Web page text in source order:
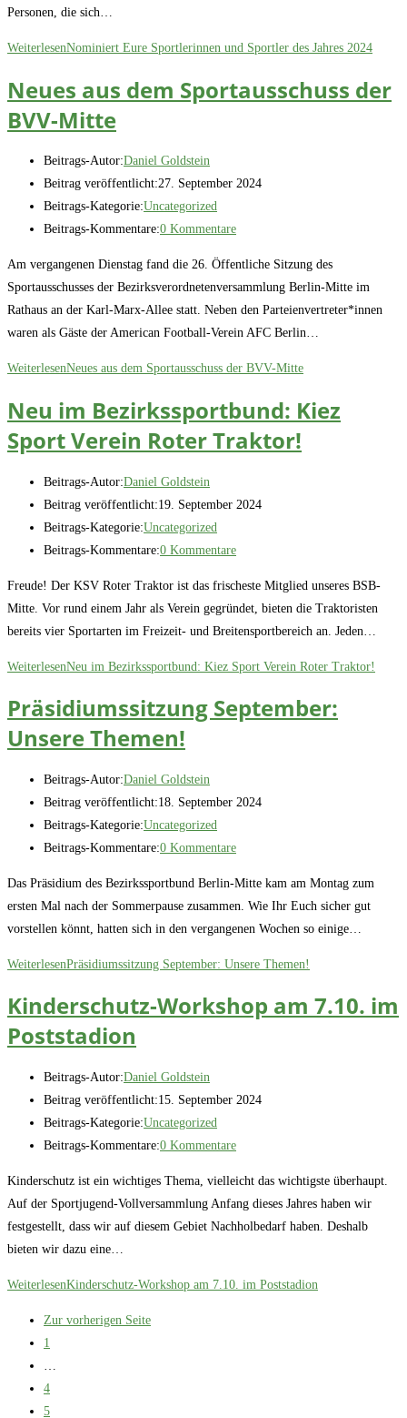
Personen, die sich…
WeiterlesenNominiert Eure Sportlerinnen und Sportler des Jahres 2024
Neues aus dem Sportausschuss der
BVV-Mitte
Beitrags-Autor:Daniel Goldstein
Beitrag veröffentlicht:27. September 2024
Beitrags-Kategorie:Uncategorized
Beitrags-Kommentare:0 Kommentare
Am vergangenen Dienstag fand die 26. Öffentliche Sitzung des
Sportausschusses der Bezirksverordnetenversammlung Berlin-Mitte im
Rathaus an der Karl-Marx-Allee statt. Neben den Parteienvertreter*innen
waren als Gäste der American Football-Verein AFC Berlin…
WeiterlesenNeues aus dem Sportausschuss der BVV-Mitte
Neu im Bezirkssportbund: Kiez
Sport Verein Roter Traktor!
Beitrags-Autor:Daniel Goldstein
Beitrag veröffentlicht:19. September 2024
Beitrags-Kategorie:Uncategorized
Beitrags-Kommentare:0 Kommentare
Freude! Der KSV Roter Traktor ist das frischeste Mitglied unseres BSB-
Mitte. Vor rund einem Jahr als Verein gegründet, bieten die Traktoristen
bereits vier Sportarten im Freizeit- und Breitensportbereich an. Jeden…
WeiterlesenNeu im Bezirkssportbund: Kiez Sport Verein Roter Traktor!
Präsidiumssitzung September:
Unsere Themen!
Beitrags-Autor:Daniel Goldstein
Beitrag veröffentlicht:18. September 2024
Beitrags-Kategorie:Uncategorized
Beitrags-Kommentare:0 Kommentare
Das Präsidium des Bezirkssportbund Berlin-Mitte kam am Montag zum
ersten Mal nach der Sommerpause zusammen. Wie Ihr Euch sicher gut
vorstellen könnt, hatten sich in den vergangenen Wochen so einige…
WeiterlesenPräsidiumssitzung September: Unsere Themen!
Kinderschutz-Workshop am 7.10. im
Poststadion
Beitrags-Autor:Daniel Goldstein
Beitrag veröffentlicht:15. September 2024
Beitrags-Kategorie:Uncategorized
Beitrags-Kommentare:0 Kommentare
Kinderschutz ist ein wichtiges Thema, vielleicht das wichtigste überhaupt.
Auf der Sportjugend-Vollversammlung Anfang dieses Jahres haben wir
festgestellt, dass wir auf diesem Gebiet Nachholbedarf haben. Deshalb
bieten wir dazu eine…
WeiterlesenKinderschutz-Workshop am 7.10. im Poststadion
Zur vorherigen Seite
1
4
5